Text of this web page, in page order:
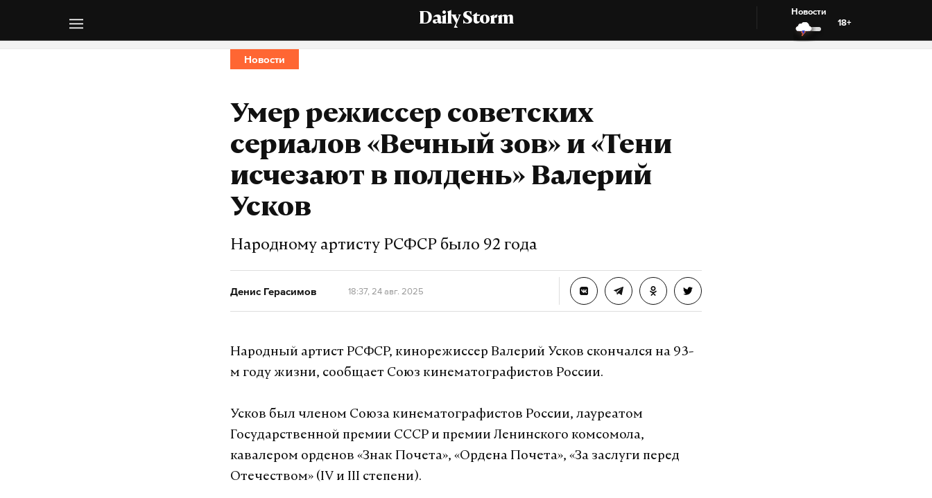
Daily Storm
Новости
18+
Новости
Умер режиссер советских
сериалов «Вечный зов» и «Тени
исчезают в полдень» Валерий
Усков
Народному артисту РСФСР было 92 года
Денис Герасимов 18:37, 24 авг. 2025
Народный артист РСФСР, кинорежиссер Валерий Усков скончался на 93-
м году жизни, сообщает Союз кинематографистов России.
Усков был членом Союза кинематографистов России, лауреатом
Государственной премии СССР и премии Ленинского комсомола,
кавалером орденов «Знак Почета», «Ордена Почета», «За заслуги перед
Отечеством» (IV и III степени).